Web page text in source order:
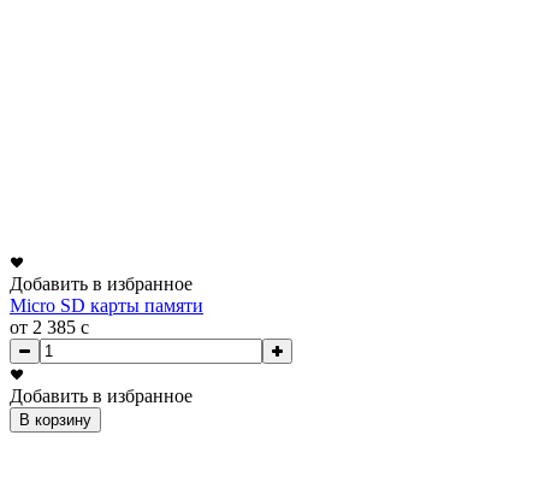
Добавить в избранное
Micro SD карты памяти
от 2 385 c
Добавить в избранное
В корзину